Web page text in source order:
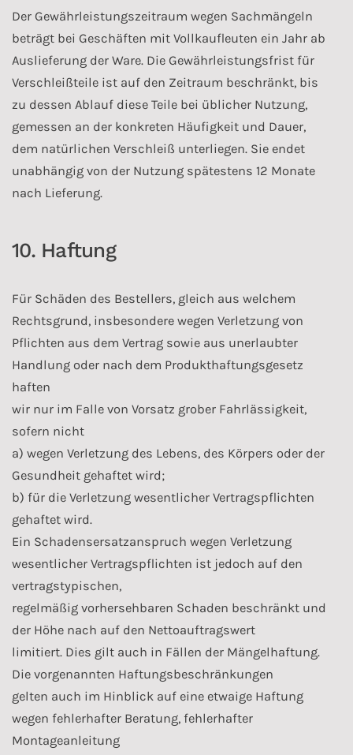
Der Gewährleistungszeitraum wegen Sachmängeln
beträgt bei Geschäften mit Vollkaufleuten ein Jahr ab
Auslieferung der Ware. Die Gewährleistungsfrist für
Verschleißteile ist auf den Zeitraum beschränkt, bis
zu dessen Ablauf diese Teile bei üblicher Nutzung,
gemessen an der konkreten Häufigkeit und Dauer,
dem natürlichen Verschleiß unterliegen. Sie endet
unabhängig von der Nutzung spätestens 12 Monate
nach Lieferung.
10. Haftung
Für Schäden des Bestellers, gleich aus welchem
Rechtsgrund, insbesondere wegen Verletzung von
Pflichten aus dem Vertrag sowie aus unerlaubter
Handlung oder nach dem Produkthaftungsgesetz
haften
wir nur im Falle von Vorsatz grober Fahrlässigkeit,
sofern nicht
a) wegen Verletzung des Lebens, des Körpers oder der
Gesundheit gehaftet wird;
b) für die Verletzung wesentlicher Vertragspflichten
gehaftet wird.
Ein Schadensersatzanspruch wegen Verletzung
wesentlicher Vertragspflichten ist jedoch auf den
vertragstypischen,
regelmäßig vorhersehbaren Schaden beschränkt und
der Höhe nach auf den Nettoauftragswert
limitiert. Dies gilt auch in Fällen der Mängelhaftung.
Die vorgenannten Haftungsbeschränkungen
gelten auch im Hinblick auf eine etwaige Haftung
wegen fehlerhafter Beratung, fehlerhafter
Montageanleitung